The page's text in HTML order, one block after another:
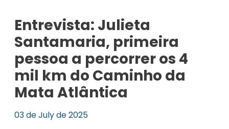
Entrevista: Julieta
Santamaria, primeira
pessoa a percorrer os 4
mil km do Caminho da
Mata Atlântica
03 de July de 2025